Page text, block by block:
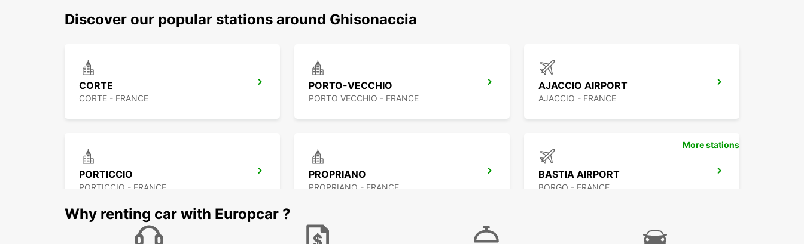
Discover our popular stations around Ghisonaccia
CORTE
CORTE - FRANCE
PORTO-VECCHIO
PORTO VECCHIO - FRANCE
AJACCIO AIRPORT
AJACCIO - FRANCE
PORTICCIO
PORTICCIO - FRANCE
PROPRIANO
PROPRIANO - FRANCE
BASTIA AIRPORT
BORGO - FRANCE
More stations
Why renting car with Europcar ?